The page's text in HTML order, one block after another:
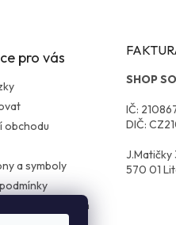
pro vás
obchodu
a symboly
ochrany osobních
SHOP
IČ:
DIČ:
J.Matičky
570 01